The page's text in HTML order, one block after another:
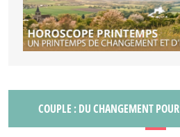
COUPLE : DU CHANGEMENT